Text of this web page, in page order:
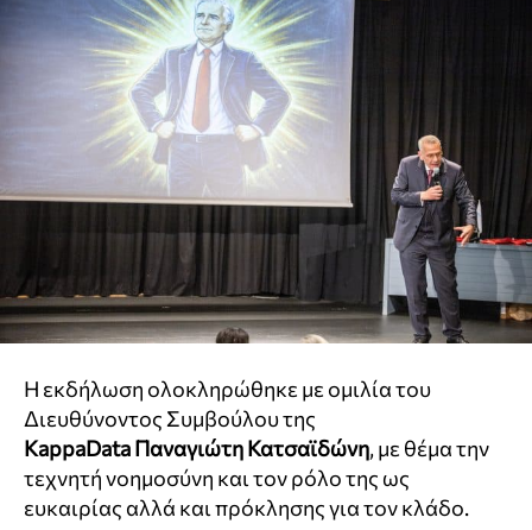
Η εκδήλωση ολοκληρώθηκε με ομιλία του
Διευθύνοντος Συμβούλου της
KappaDataΠαναγιώτηΚατσαϊδώνη, με θέμα την
τεχνητή νοημοσύνη και τον ρόλο της ως
ευκαιρίας αλλά και πρόκλησης για τον κλάδο.